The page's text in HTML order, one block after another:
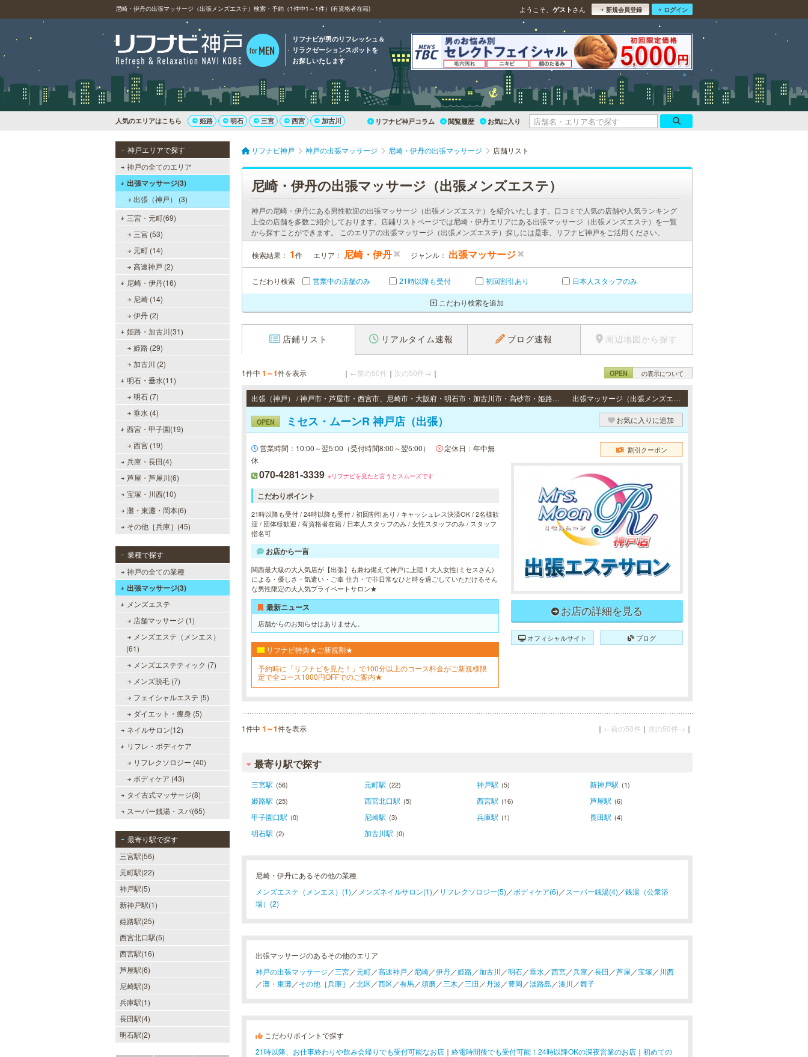
尼崎・伊丹の出張マッサージ（出張メンズエステ）検索・予約（1件中1～1件）(有資格者在籍) ようこそ、 ゲスト さん 新規会員登録 ログイン
リフナビが男のリフレッシュ＆
リラクゼーションスポットを
お探しいたします
人気のエリアはこちら 姫路 明石 三宮 西宮 加古川 リフナビ神戸コラム 閲覧履歴 お気に入り
神戸エリアで探す
神戸の全てのエリア
出張マッサージ(3)
出張（神戸） (3)
三宮・元町(69)
三宮 (53)
元町 (14)
高速神戸 (2)
尼崎・伊丹(16)
尼崎 (14)
伊丹 (2)
姫路・加古川(31)
姫路 (29)
加古川 (2)
明石・垂水(11)
明石 (7)
垂水 (4)
西宮・甲子園(19)
西宮 (19)
兵庫・長田(4)
芦屋・芦屋川(6)
宝塚・川西(10)
灘・東灘・岡本(6)
その他［兵庫］(45)
業種で探す
神戸の全ての業種
出張マッサージ(3)
メンズエステ
店舗マッサージ (1)
メンズエステ（メンエス）
(61)
メンズエステティック (7)
メンズ脱毛 (7)
フェイシャルエステ (5)
ダイエット・痩身 (5)
ネイルサロン(12)
リフレ・ボディケア
リフレクソロジー (40)
ボディケア (43)
タイ古式マッサージ(8)
スーパー銭湯・スパ(65)
最寄り駅で探す
三宮駅(56)
元町駅(22)
神戸駅(5)
新神戸駅(1)
姫路駅(25)
西宮北口駅(5)
西宮駅(16)
芦屋駅(6)
尼崎駅(3)
兵庫駅(1)
長田駅(4)
明石駅(2)
リフナビ神戸 神戸の出張マッサージ 尼崎・伊丹の出張マッサージ 店舗リスト
尼崎・伊丹の出張マッサージ（出張メンズエステ）
神戸の尼崎・伊丹にある男性歓迎の出張マッサージ（出張メンズエステ）を紹介いたします。口コミで人気の店舗や人気ランキング
上位の店舗を多数ご紹介しております。店鋪リストページでは尼崎・伊丹エリアにある出張マッサージ（出張メンズエステ）を一覧
から探すことができます。 このエリアの出張マッサージ（出張メンズエステ）探しには是非、リフナビ神戸をご活用ください。
検索結果： 1件 エリア： 尼崎・伊丹 ジャンル： 出張マッサージ
こだわり検索 営業中の店舗のみ 21時以降も受付 初回割引あり 日本人スタッフのみ
こだわり検索を追加
店鋪リスト リアルタイム速報 ブログ速報 周辺地図から探す
1件中 1～1件を表示 ｜ ←前の50件 ｜ 次の50件→ ｜ OPEN の表示について
出張（神戸） / 神戸市・芦屋市・西宮市、尼崎市・大阪府・明石市・加古川市・高砂市・姫路市・三田市・三木市・伊丹市・その他のご自宅・ビジネスホテル 出張マッサージ（出張メンズエステ）
OPEN ミセス・ムーンR 神戸店（出張） お気に入りに追加
営業時間：10:00～翌5:00（受付時間8:00～翌5:00）
定休日：年中無
休
070-4281-3339 ※リフナビを見たと言うとスムーズです
こだわりポイント
21時以降も受付 / 24時以降も受付 / 初回割引あり / キャッシュレス決済OK / 2名様歓
迎 / 団体様歓迎 / 有資格者在籍 / 日本人スタッフのみ / 女性スタッフのみ / スタッフ
指名可
お店から一言
関西最大級の大人気店が【出張】も兼ね備えて神戸に上陸！大人女性(ミセスさん)
による・優しさ・気遣い・ご奉 仕力・で非日常なひと時を過ごしていただけるそん
な男性限定の大人気プライベートサロン★
最新ニュース
店舗からのお知らせはありません。
リフナビ特典★ご新規割★
予約時に「リフナビを見た！」で100分以上のコース料金がご新規様限
定で全コース1000円OFFでのご案内★
割引クーポン
お店の詳細を見る
オフィシャルサイト ブログ
1件中 1～1件を表示 ｜ ←前の50件 ｜ 次の50件→ ｜
最寄り駅で探す
三宮駅 (56) 元町駅 (22) 神戸駅 (5) 新神戸駅 (1)
姫路駅 (25) 西宮北口駅 (5) 西宮駅 (16) 芦屋駅 (6)
甲子園口駅 (0) 尼崎駅 (3) 兵庫駅 (1) 長田駅 (4)
明石駅 (2) 加古川駅 (0)
尼崎・伊丹にあるその他の業種
メンズエステ（メンエス）(1) ／ メンズネイルサロン(1) ／ リフレクソロジー(5) ／ボディケア(6) ／ スーパー銭湯(4) ／銭湯（公衆浴
場）(2)
出張マッサージのあるその他のエリア
神戸の出張マッサージ ／三宮／元町／高速神戸／ 尼崎／伊丹／姫路／加古川 ／明石／垂水 ／西宮／兵庫／長田 ／芦屋 ／宝塚 ／ 川西
／灘・東灘／その他［兵庫］ ／北区／西区／有馬／須磨／三木 ／三田 ／丹波 ／豊岡 ／淡路島 ／湊川 ／舞子
こだわりポイントで探す
21時以降、お仕事終わりや飲み会帰りでも受付可能なお店 ｜ 終電時間後でも受付可能！24時以降OKの深夜営業のお店 ｜ 初めての